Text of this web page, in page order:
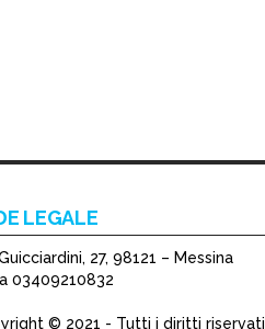
LEGALE
27, 98121 – Messina
03409210832
© 2021 - Tutti i diritti riservati